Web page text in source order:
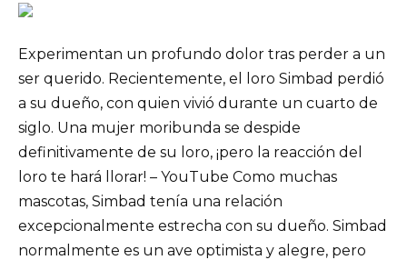
Experimentan un profundo dolor tras perder a un
ser querido. Recientemente, el loro Simbad perdió
a su dueño, con quien vivió durante un cuarto de
siglo. Una mujer moribunda se despide
definitivamente de su loro, ¡pero la reacción del
loro te hará llorar! – YouTube Como muchas
mascotas, Simbad tenía una relación
excepcionalmente estrecha con su dueño. Simbad
normalmente es un ave optimista y alegre, pero